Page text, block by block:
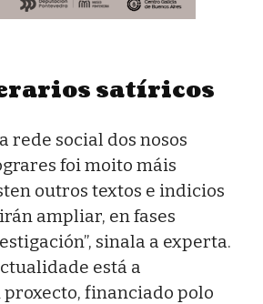
satíricos
rede social dos nosos
foi moito máis
outros textos e indicios
ampliar, en fases
sinala a experta.
está a
financiado polo